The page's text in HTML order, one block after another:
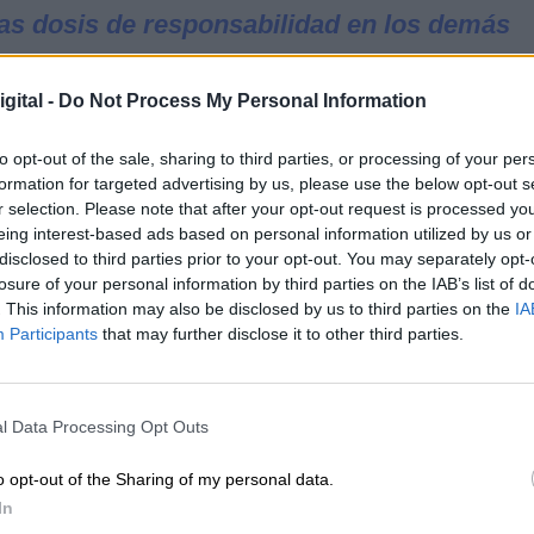
- Do Not Process My Personal Information
opt-out of the sale, sharing to third parties, or processing of your
for targeted advertising by us, please use the below opt-out
selection. Please note that after your opt-out request is processed
interest-based ads based on personal information utilized by us
to third parties prior to your opt-out. You may separately
of your personal information by third parties on the IAB’s list of
This information may also be disclosed by us to third parties on the
Participants that may further disclose it to other third parties.
Data Processing Opt Outs
opt-out of the Sharing of my personal data.
dosis de responsabilidad en los demás
adelante la investidura del presidente en
que lo tenemosno se entendería que
.
a ir a elecciones. El resultado es el que es y
de un Gobierno con acuerdos con
con altas dosis de responsabilidad
Este país necesita un Gobierno cuanto
Quiero y creo que va a haber investidura
la haga"
ha asegurado que
provoca"tristeza en los socialistas"
y que nadie se ha llevado un céntimo
ni de sobresueldos y, por eso,
y Griñán